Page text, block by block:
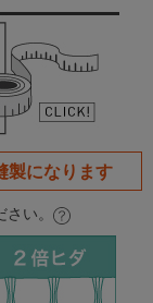
製になります
い。